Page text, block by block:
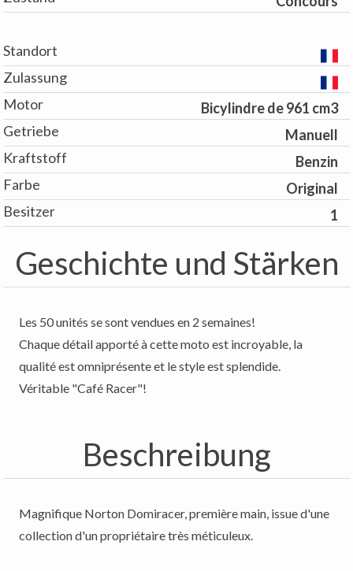
Standort
Zulassung
Motor
Bicylindre de 961 cm3
Getriebe
Manuell
Kraftstoff
Benzin
Farbe
Original
Besitzer
1
Geschichte und Stärken
Les 50 unités se sont vendues en 2 semaines!
Chaque détail apporté à cette moto est incroyable, la
qualité est omniprésente et le style est splendide.
Véritable "Café Racer"!
Beschreibung
Magnifique Norton Domiracer, première main, issue d'une
collection d'un propriétaire très méticuleux.